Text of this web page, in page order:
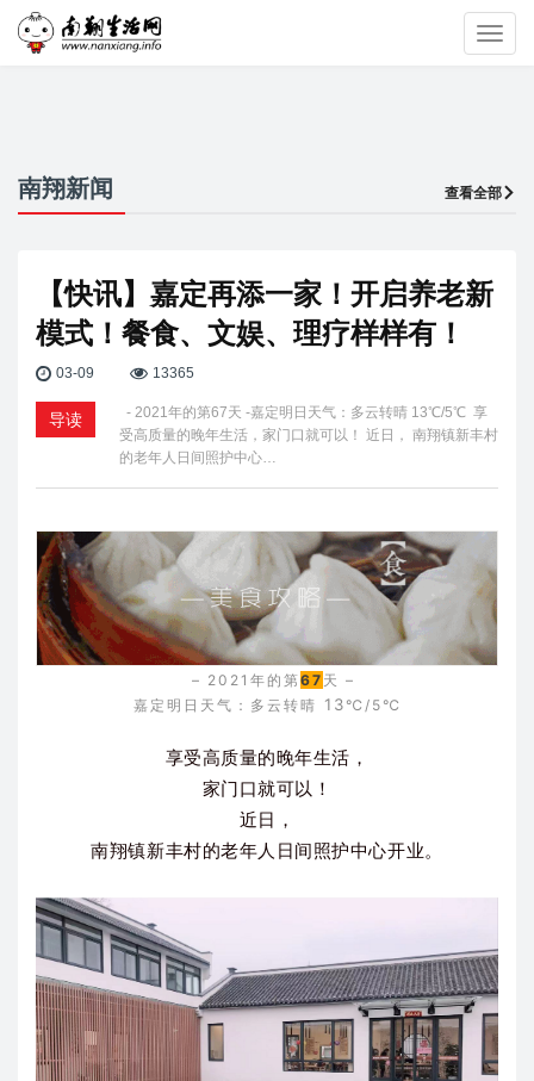
南翔新闻 查看全部
【快讯】嘉定再添一家！开启养老新
模式！餐食、文娱、理疗样样有！
03-09 13365
导读
- 2021年的第67天 -嘉定明日天气：多云转晴 13℃/5℃ 享
受高质量的晚年生活，家门口就可以！ 近日， 南翔镇新丰村
的老年人日间照护中心…
– 2021年的第67 天 –
嘉定明日天气：多云转晴 13 ℃/5 ℃
享受高质量的晚年生活，
家门口就可以！
近日，
南翔镇新丰村的老年人日间照护中心开业。